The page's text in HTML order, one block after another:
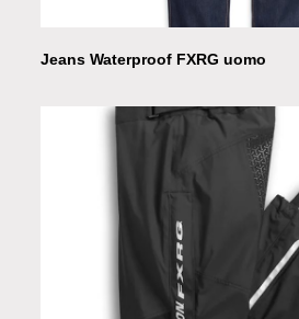
Jeans Waterproof FXRG uomo